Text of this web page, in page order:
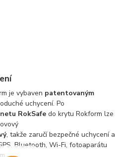
je vybaven patentovaným
uchycení. Po
RokSafe do krytu Rokform lze
, takže zaručí bezpečné uchycení a
Bluetooth, Wi-Fi, fotoaparátu